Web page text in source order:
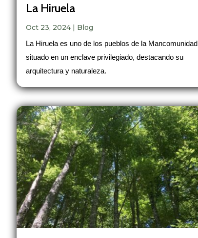
La Hiruela
Oct 23, 2024| Blog
La Hiruela es uno de los pueblos de la Mancomunidad
situado en un enclave privilegiado, destacando su
arquitectura y naturaleza.